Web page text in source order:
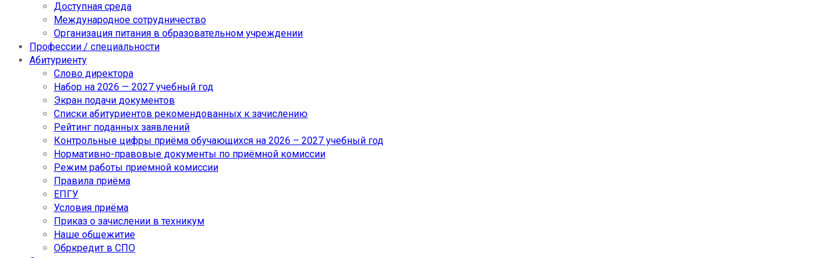
Доступная среда
Международное сотрудничество
Организация питания в образовательном учреждении
Профессии / специальности
Абитуриенту
Слово директора
Набор на 2026 — 2027 учебный год
Экран подачи документов
Cписки абитуриентов рекомендованных к зачислению
Рейтинг поданных заявлений
Контрольные цифры приёма обучающихся на 2026 – 2027 учебный год
Нормативно-правовые документы по приёмной комиссии
Режим работы приемной комиссии
Правила приёма
ЕПГУ
Условия приёма
Приказ о зачислении в техникум
Наше общежитие
Обркредит в СПО